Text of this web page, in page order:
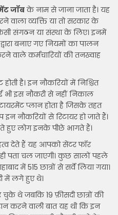
जॉबके नाम से जाना जाता है। यह
वाला व्यक्ति या तो सरकार के
संगठन या संस्था के लिए। इनमें
बनाए गए नियमों का पालन
वाले कर्मचारियों की तनख्वाह
है। इन नौकरियों में निश्चित
इस नौकरी से नहीं निकाल
प्लान होता है जिसके तहत
नौकरियों से रिटायर हो जाते हैं।
हुए लोग इनके पीछे भागते हैं।
देते हैं यह आपको सेंटर फॉर
पता चल जाएगी। कुछ सालों पहले
में 515 छात्रों से सर्वे लिया गया।
में लगे हुए थे।
थे जबकि 19 फ़ीसदी छात्रों की
करने वाली बात यह थी कि इन